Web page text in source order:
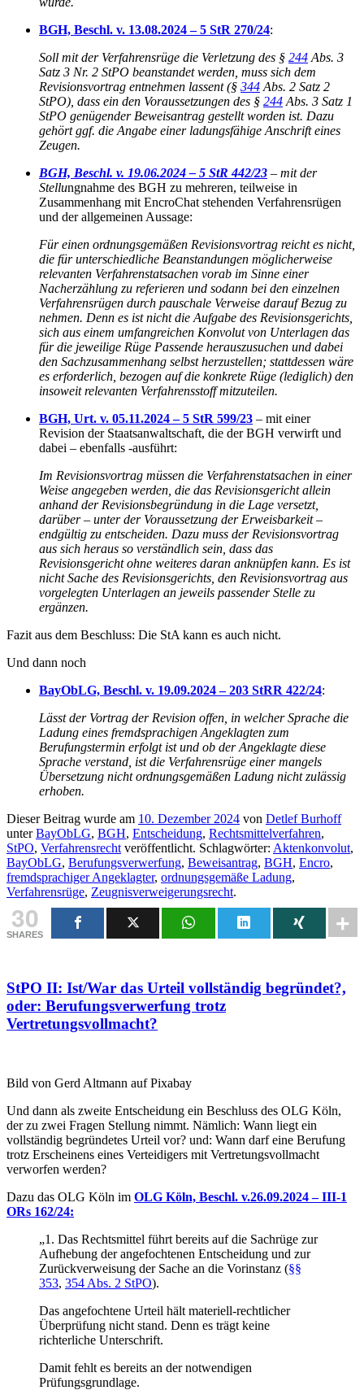
BGH, Beschl. v. 13.08.2024 – 5 StR 270/24:
Soll mit der Verfahrensrüge die Verletzung des § 244Abs. 3
Satz 3 Nr. 2 StPO beanstandet werden, muss sich dem
Revisionsvortrag entnehmen lassent (§ 344Abs. 2 Satz 2
StPO), dass ein den Voraussetzungen des § 244Abs. 3 Satz 1
StPO genügender Beweisantrag gestellt worden ist. Dazu
gehört ggf. die Angabe einer ladungsfähige Anschrift eines
Zeugen.
BGH, Beschl. v. 19.06.2024 – 5 StR 442/23 – mit der
Stellungnahme des BGH zu mehreren, teilweise in
Zusammenhang mit EncroChat stehenden Verfahrensrügen
und der allgemeinen Aussage:
Für einen ordnungsgemäßen Revisionsvortrag reicht es nicht,
die für unterschiedliche Beanstandungen möglicherweise
relevanten Verfahrenstatsachen vorab im Sinne einer
Nacherzählung zu referieren und sodann bei den einzelnen
Verfahrensrügen durch pauschale Verweise darauf Bezug zu
nehmen. Denn es ist nicht die Aufgabe des Revisionsgerichts,
sich aus einem umfangreichen Konvolut von Unterlagen das
für die jeweilige Rüge Passende herauszusuchen und dabei
den Sachzusammenhang selbst herzustellen; stattdessen wäre
es erforderlich, bezogen auf die konkrete Rüge (lediglich) den
insoweit relevanten Verfahrensstoff mitzuteilen.
BGH, Urt. v. 05.11.2024 – 5 StR 599/23 – mit einer
Revision der Staatsanwaltschaft, die der BGH verwirft und
dabei – ebenfalls -ausführt:
Im Revisionsvortrag müssen die Verfahrenstatsachen in einer
Weise angegeben werden, die das Revisionsgericht allein
anhand der Revisionsbegründung in die Lage versetzt,
darüber – unter der Voraussetzung der Erweisbarkeit –
endgültig zu entscheiden. Dazu muss der Revisionsvortrag
aus sich heraus so verständlich sein, dass das
Revisionsgericht ohne weiteres daran anknüpfen kann. Es ist
nicht Sache des Revisionsgerichts, den Revisionsvortrag aus
vorgelegten Unterlagen an jeweils passender Stelle zu
ergänzen.
Fazit aus dem Beschluss: Die StA kann es auch nicht.
Und dann noch
BayObLG, Beschl. v. 19.09.2024 – 203 StRR 422/24:
Lässt der Vortrag der Revision offen, in welcher Sprache die
Ladung eines fremdsprachigen Angeklagten zum
Berufungstermin erfolgt ist und ob der Angeklagte diese
Sprache verstand, ist die Verfahrensrüge einer mangels
Übersetzung nicht ordnungsgemäßen Ladung nicht zulässig
erhoben.
Dieser Beitrag wurde am 10. Dezember 2024 von Detlef Burhoff
unterBayObLG, BGH, Entscheidung, Rechtsmittelverfahren,
StPO, Verfahrensrechtveröffentlicht. Schlagwörter: Aktenkonvolut,
BayObLG, Berufungsverwerfung, Beweisantrag, BGH, Encro,
fremdsprachiger Angeklagter, ordnungsgemäße Ladung,
Verfahrensrüge, Zeugnisverweigerungsrecht.
30
SHARES
StPO II: Ist/War das Urteil vollständig begründet?,
oder: Berufungsverwerfung trotz
Vertretungsvollmacht?
Bild von Gerd Altmann auf Pixabay
Und dann als zweite Entscheidung ein Beschluss des OLG Köln,
der zu zwei Fragen Stellung nimmt. Nämlich: Wann liegt ein
vollständig begründetes Urteil vor? und: Wann darf eine Berufung
trotz Erscheinens eines Verteidigers mit Vertretungsvollmacht
verworfen werden?
Dazu das OLG Köln im OLG Köln, Beschl. v.26.09.2024 – III-1
ORs 162/24:
„1. Das Rechtsmittel führt bereits auf die Sachrüge zur
Aufhebung der angefochtenen Entscheidung und zur
Zurückverweisung der Sache an die Vorinstanz (§§
353, 354 Abs. 2 StPO).
Das angefochtene Urteil hält materiell-rechtlicher
Überprüfung nicht stand. Denn es trägt keine
richterliche Unterschrift.
Damit fehlt es bereits an der notwendigen
Prüfungsgrundlage.